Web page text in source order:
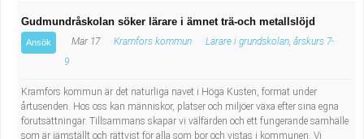
Gudmundråskolan söker lärare i ämnet trä-och metallslöjd
Ansök Mar 17 Kramfors kommun
Lärare i grundskolan, årskurs 7-
9
Kramfors kommun är det naturliga navet i Höga Kusten, format under
årtusenden. Hos oss kan människor, platser och miljöer växa efter sina egna
förutsättningar. Tillsammans skapar vi välfärden och ett fungerande samhälle
som är jämställt och rättvist för alla som bor och vistas i kommunen. Vi